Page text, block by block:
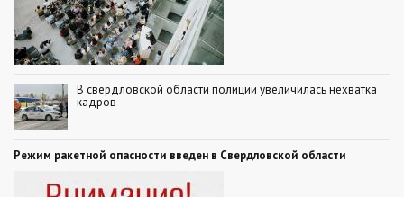
В свердловской области полиции увеличилась нехватка
кадров
Режим ракетной опасности введен в Свердловской области